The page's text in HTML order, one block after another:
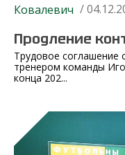
Ковалевич /
Продление
Трудовое соглашение
тренером команды
конца 202...